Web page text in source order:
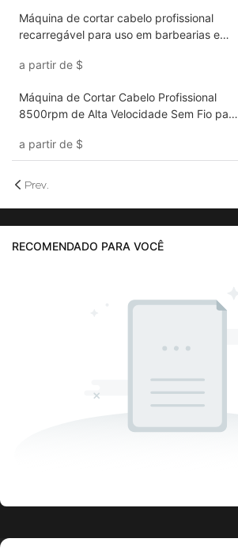
Máquina de cortar cabelo profissional
recarregável para uso em barbearias e
remoção e visor LCD LILIPRO M15
a partir de $
Máquina de Cortar Cabelo Profissional
8500rpm de Alta Velocidade Sem Fio para
a partir de $
Prev.
RECOMENDADO PARA VOCÊ